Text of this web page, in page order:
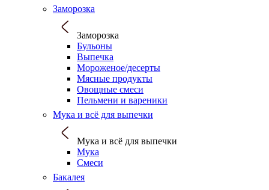
Заморозка
Заморозка
Бульоны
Выпечка
Мороженое/десерты
Мясные продукты
Овощные смеси
Пельмени и вареники
Мука и всё для выпечки
Мука и всё для выпечки
Мука
Смеси
Бакалея